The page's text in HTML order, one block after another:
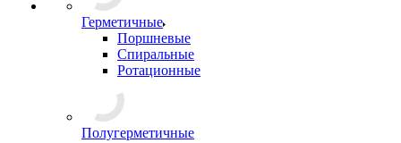
Герметичные
Поршневые
Спиральные
Ротационные
Полугерметичные